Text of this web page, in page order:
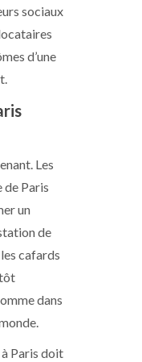
sociaux
d’une
Les
de Paris
un
de
cafards
dans
à Paris doit